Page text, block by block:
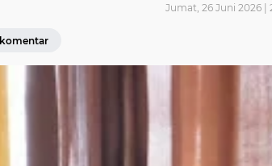
Jumat, 26 Juni 2026 |
komentar